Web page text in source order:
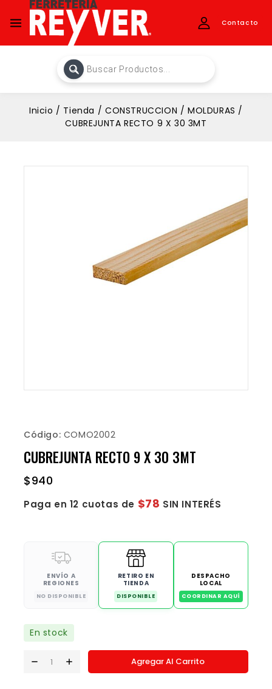
Contacto
Inicio / Tienda / CONSTRUCCION / MOLDURAS /
CUBREJUNTA RECTO 9 X 30 3MT
Código: COMO2002
CUBREJUNTA RECTO 9 X 30 3MT
$940
Paga en 12 cuotas de $78 SIN INTERÉS
ENVÍO A
REGIONES
NO DISPONIBLE
RETIRO EN
TIENDA
DISPONIBLE
DESPACHO
LOCAL
COORDINAR AQUÍ
En stock
Agregar Al Carrito